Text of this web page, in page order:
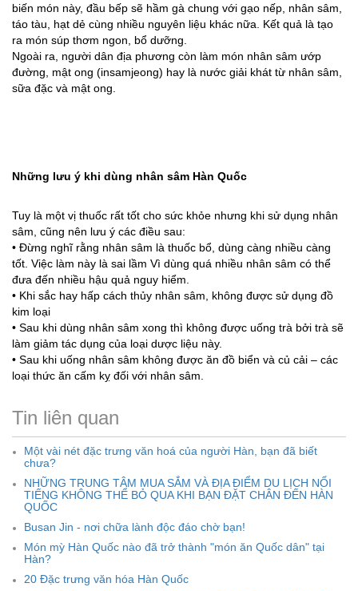
biến món này, đầu bếp sẽ hầm gà chung với gạo nếp, nhân sâm,
táo tàu, hạt dẻ cùng nhiều nguyên liệu khác nữa. Kết quả là tạo
ra món súp thơm ngon, bổ dưỡng.
Ngoài ra, người dân địa phương còn làm món nhân sâm ướp
đường, mật ong (insamjeong) hay là nước giải khát từ nhân sâm,
sữa đặc và mật ong.
Những lưu ý khi dùng nhân sâm Hàn Quốc
Tuy là một vị thuốc rất tốt cho sức khỏe nhưng khi sử dụng nhân
sâm, cũng nên lưu ý các điều sau:
• Đừng nghĩ rằng nhân sâm là thuốc bổ, dùng càng nhiều càng
tốt. Việc làm này là sai lầm Vì dùng quá nhiều nhân sâm có thể
đưa đến nhiều hậu quả nguy hiểm.
• Khi sắc hay hấp cách thủy nhân sâm, không được sử dụng đồ
kim loại
• Sau khi dùng nhân sâm xong thì không được uống trà bởi trà sẽ
làm giảm tác dụng của loại dược liệu này.
• Sau khi uống nhân sâm không được ăn đồ biển và củ cải – các
loại thức ăn cấm kỵ đối với nhân sâm.
Tin liên quan
Một vài nét đặc trưng văn hoá của người Hàn, bạn đã biết
chưa?
NHỮNG TRUNG TÂM MUA SẮM VÀ ĐỊA ĐIỂM DU LỊCH NỔI
TIẾNG KHÔNG THỂ BỎ QUA KHI BẠN ĐẶT CHÂN ĐẾN HÀN
QUỐC
Busan Jin - nơi chữa lành độc đáo chờ bạn!
Món mỳ Hàn Quốc nào đã trở thành "món ăn Quốc dân" tại
Hàn?
20 Đặc trưng văn hóa Hàn Quốc